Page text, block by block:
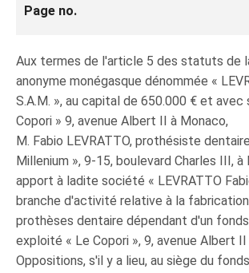
Page no.
Aux termes de l'article 5 des statuts de
anonyme monégasque dénommée «
S.A.M. », au capital de 650.000 € et avec
Copori » 9, avenue Albert II à Monaco,
M. Fabio LEVRATTO, prothésiste
Millenium », 9-15, boulevard Charles III,
apport à ladite société « LEVRATTO
branche d'activité relative à la
prothèses dentaire dépendant d'un
exploité « Le Copori », 9, avenue Albert II
Oppositions, s'il y a lieu, au siège du